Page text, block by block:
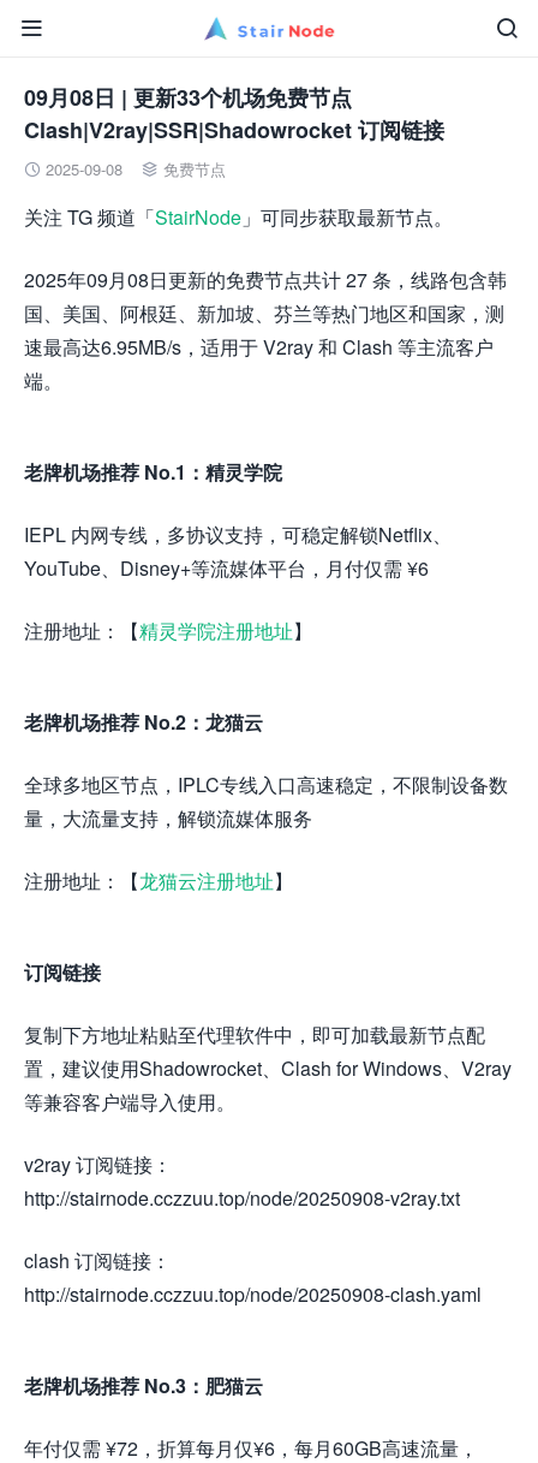


09月08日 | 更新33个机场免费节点
Clash|V2ray|SSR|Shadowrocket 订阅链接
 2025-09-08  免费节点
关注 TG 频道「StairNode 」可同步获取最新节点。
2025年09月08日更新的免费节点共计 27 条，线路包含韩
国、美国、阿根廷、新加坡、芬兰等热门地区和国家，测
速最高达6.95MB/s，适用于 V2ray 和 Clash 等主流客户
端。
老牌机场推荐 No.1：精灵学院
IEPL 内网专线，多协议支持，可稳定解锁Netflix、
YouTube、Disney+等流媒体平台，月付仅需 ¥6
注册地址：【精灵学院注册地址】
老牌机场推荐 No.2：龙猫云
全球多地区节点，IPLC专线入口高速稳定，不限制设备数
量，大流量支持，解锁流媒体服务
注册地址：【龙猫云注册地址】
订阅链接
复制下方地址粘贴至代理软件中，即可加载最新节点配
置，建议使用Shadowrocket、Clash for Windows、V2ray
等兼容客户端导入使用。
v2ray 订阅链接：
http://stairnode.cczzuu.top/node/20250908-v2ray.txt
clash 订阅链接：
http://stairnode.cczzuu.top/node/20250908-clash.yaml
老牌机场推荐 No.3：肥猫云
年付仅需 ¥72，折算每月仅¥6，每月60GB高速流量，